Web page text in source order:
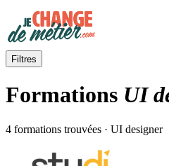
Filtres
Formations UI
4 formations trouvées · UI designer